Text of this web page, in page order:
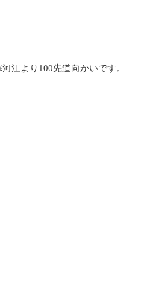
江より100先道向かいです。